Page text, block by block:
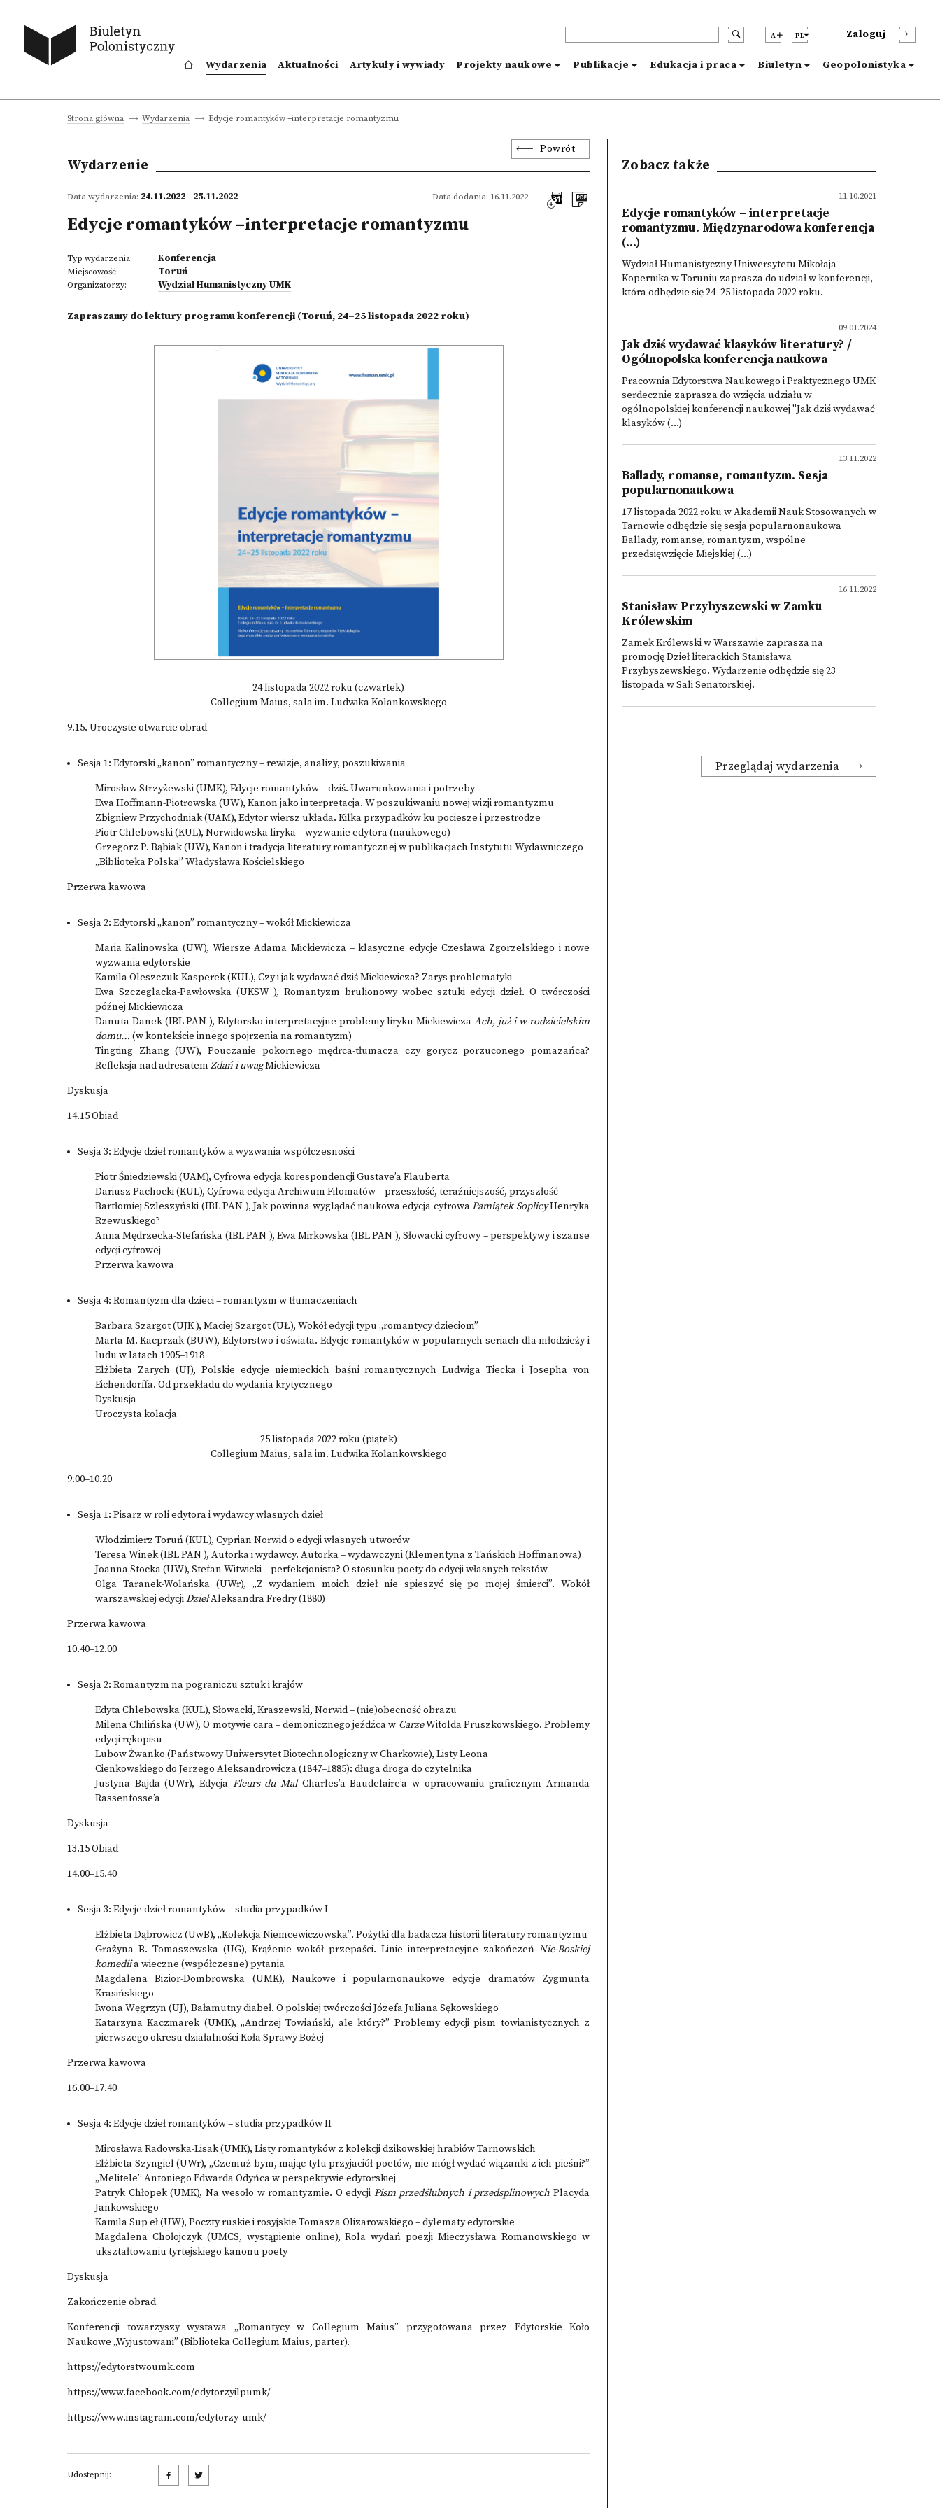
A PL Zaloguj
Wydarzenia Aktualności Artykuły i wywiady Projekty naukowe Publikacje Edukacja i praca Biuletyn Geopolonistyka
Strona główna Wydarzenia Edycje romantyków –interpretacje romantyzmu
Powrót
Wydarzenie
Data wydarzenia: 24.11.2022 - 25.11.2022 Data dodania: 16.11.2022
Edycje romantyków –interpretacje romantyzmu
Typ wydarzenia: Konferencja
Miejscowość: Toruń
Organizatorzy: Wydział Humanistyczny UMK
Zapraszamy do lektury programu konferencji (Toruń, 24–25 listopada 2022 roku)
24 listopada 2022 roku (czwartek)
Collegium Maius, sala im. Ludwika Kolankowskiego
9.15. Uroczyste otwarcie obrad
Sesja 1: Edytorski „kanon” romantyczny – rewizje, analizy, poszukiwania
Mirosław Strzyżewski (UMK), Edycje romantyków – dziś. Uwarunkowania i potrzeby
Ewa Hoffmann-Piotrowska (UW), Kanon jako interpretacja. W poszukiwaniu nowej wizji romantyzmu
Zbigniew Przychodniak (UAM), Edytor wiersz układa. Kilka przypadków ku pociesze i przestrodze
Piotr Chlebowski (KUL), Norwidowska liryka – wyzwanie edytora (naukowego)
Grzegorz P. Bąbiak (UW), Kanon i tradycja literatury romantycznej w publikacjach Instytutu Wydawniczego
„Biblioteka Polska” Władysława Kościelskiego
Przerwa kawowa
Sesja 2: Edytorski „kanon” romantyczny – wokół Mickiewicza
Maria Kalinowska (UW), Wiersze Adama Mickiewicza – klasyczne edycje Czesława Zgorzelskiego i nowe
wyzwania edytorskie
Kamila Oleszczuk-Kasperek (KUL), Czy i jak wydawać dziś Mickiewicza? Zarys problematyki
Ewa Szczeglacka-Pawłowska (UKSW ), Romantyzm brulionowy wobec sztuki edycji dzieł. O twórczości
późnej Mickiewicza
Danuta Danek (IBL PAN ), Edytorsko-interpretacyjne problemy liryku Mickiewicza Ach, już i w rodzicielskim
domu… (w kontekście innego spojrzenia na romantyzm)
Tingting Zhang (UW), Pouczanie pokornego mędrca-tłumacza czy gorycz porzuconego pomazańca?
Refleksja nad adresatem Zdań i uwagMickiewicza
Dyskusja
14.15 Obiad
Sesja 3: Edycje dzieł romantyków a wyzwania współczesności
Piotr Śniedziewski (UAM), Cyfrowa edycja korespondencji Gustave’a Flauberta
Dariusz Pachocki (KUL), Cyfrowa edycja Archiwum Filomatów – przeszłość, teraźniejszość, przyszłość
Bartłomiej Szleszyński (IBL PAN ), Jak powinna wyglądać naukowa edycja cyfrowaPamiątek SoplicyHenryka
Rzewuskiego?
Anna Mędrzecka-Stefańska (IBL PAN ), Ewa Mirkowska (IBL PAN ), Słowacki cyfrowy – perspektywy i szanse
edycji cyfrowej
Przerwa kawowa
Sesja 4: Romantyzm dla dzieci – romantyzm w tłumaczeniach
Barbara Szargot (UJK ), Maciej Szargot (UŁ), Wokół edycji typu „romantycy dzieciom”
Marta M. Kacprzak (BUW), Edytorstwo i oświata. Edycje romantyków w popularnych seriach dla młodzieży i
ludu w latach 1905–1918
Elżbieta Zarych (UJ), Polskie edycje niemieckich baśni romantycznych Ludwiga Tiecka i Josepha von
Eichendorffa. Od przekładu do wydania krytycznego
Dyskusja
Uroczysta kolacja
25 listopada 2022 roku (piątek)
Collegium Maius, sala im. Ludwika Kolankowskiego
9.00–10.20
Sesja 1: Pisarz w roli edytora i wydawcy własnych dzieł
Włodzimierz Toruń (KUL), Cyprian Norwid o edycji własnych utworów
Teresa Winek (IBL PAN ), Autorka i wydawcy. Autorka – wydawczyni (Klementyna z Tańskich Hoffmanowa)
Joanna Stocka (UW), Stefan Witwicki – perfekcjonista? O stosunku poety do edycji własnych tekstów
Olga Taranek-Wolańska (UWr), „Z wydaniem moich dzieł nie spieszyć się po mojej śmierci”. Wokół
warszawskiej edycjiDziełAleksandra Fredry (1880)
Przerwa kawowa
10.40–12.00
Sesja 2: Romantyzm na pograniczu sztuk i krajów
Edyta Chlebowska (KUL), Słowacki, Kraszewski, Norwid – (nie)obecność obrazu
Milena Chilińska (UW), O motywie cara – demonicznego jeźdźca w CarzeWitolda Pruszkowskiego. Problemy
edycji rękopisu
Lubow Żwanko (Państwowy Uniwersytet Biotechnologiczny w Charkowie), Listy Leona
Cienkowskiego do Jerzego Aleksandrowicza (1847–1885): długa droga do czytelnika
Justyna Bajda (UWr), Edycja Fleurs du MalCharles’a Baudelaire’a w opracowaniu graficznym Armanda
Rassenfosse’a
Dyskusja
13.15 Obiad
14.00–15.40
Sesja 3: Edycje dzieł romantyków – studia przypadków I
Elżbieta Dąbrowicz (UwB), „Kolekcja Niemcewiczowska”. Pożytki dla badacza historii literatury romantyzmu
Grażyna B. Tomaszewska (UG), Krążenie wokół przepaści. Linie interpretacyjne zakończeń Nie-Boskiej
komediia wieczne (współczesne) pytania
Magdalena Bizior-Dombrowska (UMK), Naukowe i popularnonaukowe edycje dramatów Zygmunta
Krasińskiego
Iwona Węgrzyn (UJ), Bałamutny diabeł. O polskiej twórczości Józefa Juliana Sękowskiego
Katarzyna Kaczmarek (UMK), „Andrzej Towiański, ale który?” Problemy edycji pism towianistycznych z
pierwszego okresu działalności Koła Sprawy Bożej
Przerwa kawowa
16.00–17.40
Sesja 4: Edycje dzieł romantyków – studia przypadków II
Mirosława Radowska-Lisak (UMK), Listy romantyków z kolekcji dzikowskiej hrabiów Tarnowskich
Elżbieta Szyngiel (UWr), „Czemuż bym, mając tylu przyjaciół-poetów, nie mógł wydać wiązanki z ich pieśni?”
„Melitele” Antoniego Edwarda Odyńca w perspektywie edytorskiej
Patryk Chłopek (UMK), Na wesoło w romantyzmie. O edycji Pism przedślubnych i przedsplinowych Placyda
Jankowskiego
Kamila Sup eł (UW), Poczty ruskie i rosyjskie Tomasza Olizarowskiego – dylematy edytorskie
Magdalena Chołojczyk (UMCS, wystąpienie online), Rola wydań poezji Mieczysława Romanowskiego w
ukształtowaniu tyrtejskiego kanonu poety
Dyskusja
Zakończenie obrad
Konferencji towarzyszy wystawa „Romantycy w Collegium Maius” przygotowana przez Edytorskie Koło
Naukowe „Wyjustowani” (Biblioteka Collegium Maius, parter).
https://edytorstwoumk.com
https://www.facebook.com/edytorzyilpumk/
https://www.instagram.com/edytorzy_umk/
Udostępnij:
Zobacz także
11.10.2021
Edycje romantyków – interpretacje
romantyzmu. Międzynarodowa konferencja
(...)
Wydział Humanistyczny Uniwersytetu Mikołaja
Kopernika w Toruniu zaprasza do udział w konferencji,
która odbędzie się 24–25 listopada 2022 roku.
09.01.2024
Jak dziś wydawać klasyków literatury? /
Ogólnopolska konferencja naukowa
Pracownia Edytorstwa Naukowego i Praktycznego UMK
serdecznie zaprasza do wzięcia udziału w
ogólnopolskiej konferencji naukowej "Jak dziś wydawać
klasyków (...)
13.11.2022
Ballady, romanse, romantyzm. Sesja
popularnonaukowa
17 listopada 2022 roku w Akademii Nauk Stosowanych w
Tarnowie odbędzie się sesja popularnonaukowa
Ballady, romanse, romantyzm, wspólne
przedsięwzięcie Miejskiej (...)
16.11.2022
Stanisław Przybyszewski w Zamku
Królewskim
Zamek Królewski w Warszawie zaprasza na
promocję Dzieł literackich Stanisława
Przybyszewskiego. Wydarzenie odbędzie się 23
listopada w Sali Senatorskiej.
Przeglądaj wydarzenia